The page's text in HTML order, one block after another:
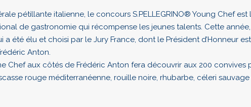
pétillante italienne, le concours S.PELLEGRINO® Young Chef est
de gastronomie qui récompense les jeunes talents. Cette année,
a été élu et choisi par le Jury France, dont le Président d’Honneur
Anton.
Chef aux côtés de Frédéric Anton fera découvrir aux 200 convives
rouge méditerranéenne, rouille noire, rhubarbe, céleri